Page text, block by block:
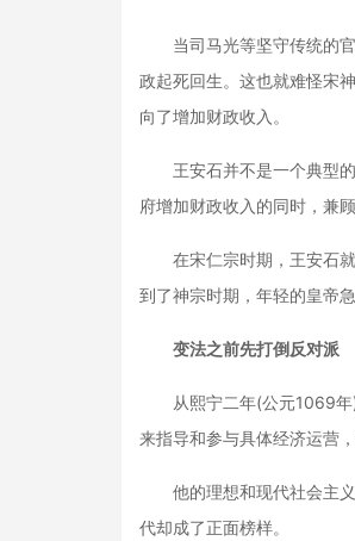
当司马光等坚守传统的官
政起死回生。这也就难怪宋
向了增加财政收入。
王安石并不是一个典型的
府增加财政收入的同时，兼
在宋仁宗时期，王安石就
到了神宗时期，年轻的皇帝
变法之前先打倒反对派
从熙宁二年(公元1069年)
来指导和参与具体经济运营
他的理想和现代社会主义
代却成了正面榜样。